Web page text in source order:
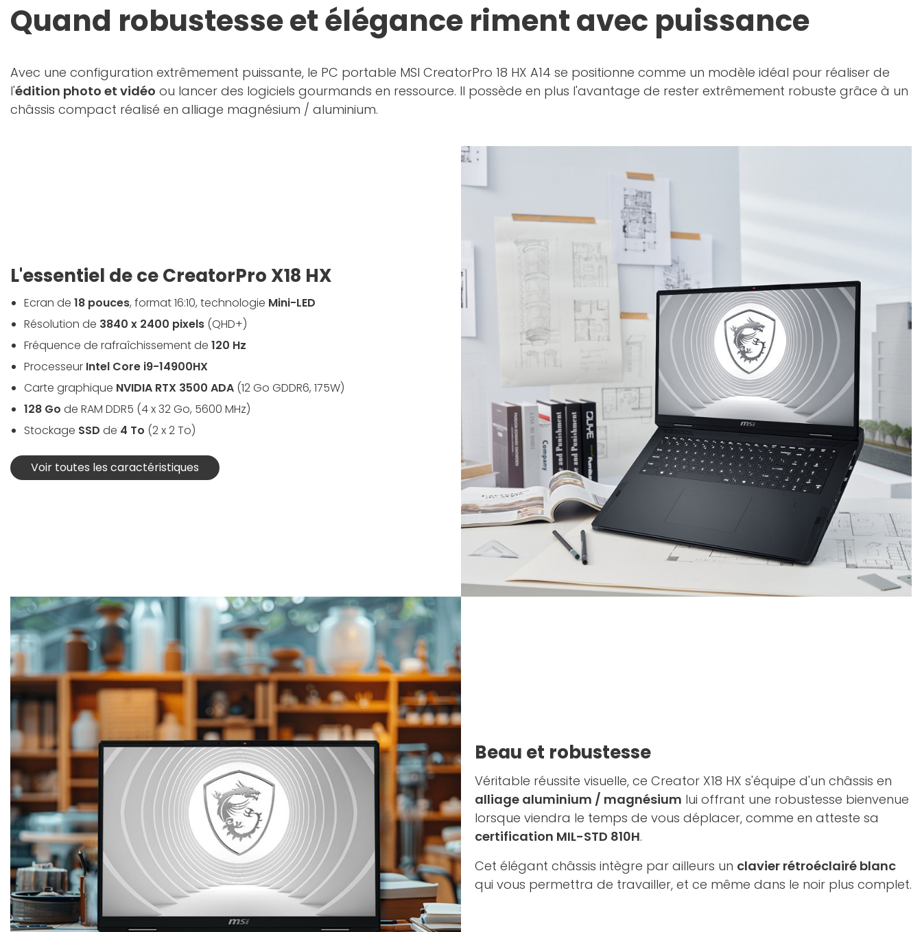
Quand robustesse et élégance riment avec puissance
Avec une configuration extrêmement puissante, le PC portable MSI CreatorPro 18 HX A14 se positionne comme un modèle idéal pour réaliser de
l'édition photo et vidéo ou lancer des logiciels gourmands en ressource. Il possède en plus l'avantage de rester extrêmement robuste grâce à un
châssis compact réalisé en alliage magnésium / aluminium.
L'essentiel de ce CreatorPro X18 HX
Ecran de 18 pouces, format 16:10, technologie Mini-LED
Résolution de 3840 x 2400 pixels (QHD+)
Fréquence de rafraîchissement de 120 Hz
Processeur Intel Core i9-14900HX
Carte graphique NVIDIA RTX 3500 ADA (12 Go GDDR6, 175W)
128 Go de RAM DDR5 (4 x 32 Go, 5600 MHz)
Stockage SSD de 4 To (2 x 2 To)
Voir toutes les caractéristiques
Beau et robustesse
Véritable réussite visuelle, ce Creator X18 HX s'équipe d'un châssis en
alliage aluminium / magnésium lui offrant une robustesse bienvenue
lorsque viendra le temps de vous déplacer, comme en atteste sa
certification MIL-STD 810H.
Cet élégant châssis intègre par ailleurs un clavier rétroéclairé blanc
qui vous permettra de travailler, et ce même dans le noir plus complet.